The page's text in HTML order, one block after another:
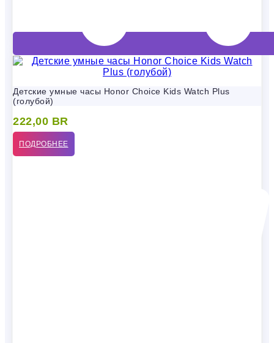
Детские умные часы Honor Choice Kids Watch Plus
(голубой)
222,00 BR
ПОДРОБНЕЕ